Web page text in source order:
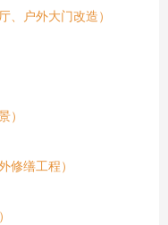
、户外大门改造）
）
修缮工程）